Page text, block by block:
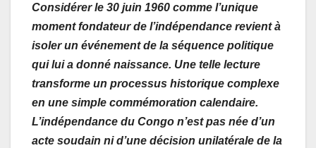
c
e
b
o
o
k
tt
er
ail at
s
A
p
p
ta
g
er
Considérer le 30 juin 1960 comme l’unique
moment fondateur de l’indépendance revient à
isoler un événement de la séquence politique
qui lui a donné naissance. Une telle lecture
transforme un processus historique complexe
en une simple commémoration calendaire.
L’indépendance du Congo n’est pas née d’un
acte soudain ni d’une décision unilatérale de la